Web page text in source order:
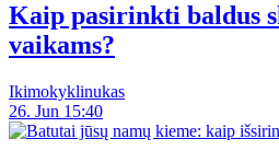
Kaip pasirinkti baldus
vaikams?
Ikimokyklinukas
26. Jun 15:40